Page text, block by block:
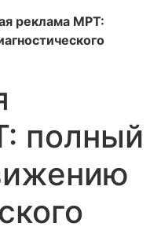
реклама МРТ:
полный